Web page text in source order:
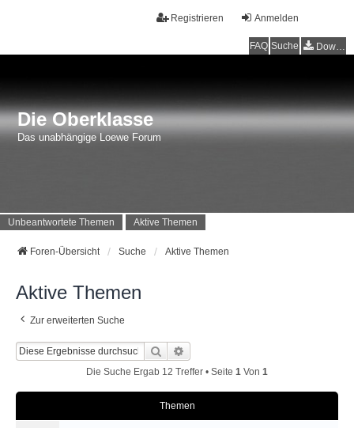
Anmelden
Registrieren
FAQ Suche Downloads
Die Oberklasse
Das unabhängige Loewe Forum
Unbeantwortete Themen Aktive Themen
Foren-Übersicht Suche Aktive Themen
Aktive Themen
Zur erweiterten Suche
Suche
Die Suche Ergab 12 Treffer • Seite 1 Von 1
Themen